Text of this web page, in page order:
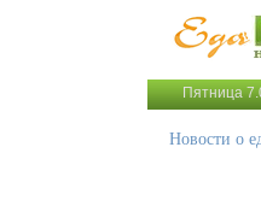
Пятница
Новости о